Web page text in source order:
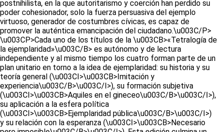
postnihilista, en la que autoritarismo y coerción han perdido su
poder cohesionador, solo la fuerza persuasiva del ejemplo
virtuoso, generador de costumbres cívicas, es capaz de
promover la auténtica emancipación del ciudadano.\u003C/P>
\u003CP>Cada uno de los títulos de la \u003CB>«Tetralogía de
la ejemplaridad»\u003C/B> es autónomo y de lectura
independiente y al mismo tiempo los cuatro forman parte de un
plan unitario en torno a la idea de ejemplaridad: su historia y su
teoría general (\u003CI>\u003CB>Imitación y
experiencia\u003C/B>\u003C/I>), su formación subjetiva
(\u003CI>\u003CB>Aquiles en el gineceo\u003C/B>\u003C/I>),
su aplicación a la esfera política
(\u003CI>\u003CB>Ejemplaridad pública\u003C/B>\u003C/I>)
y su relación con la esperanza (\u003CI>\u003CB>Necesario